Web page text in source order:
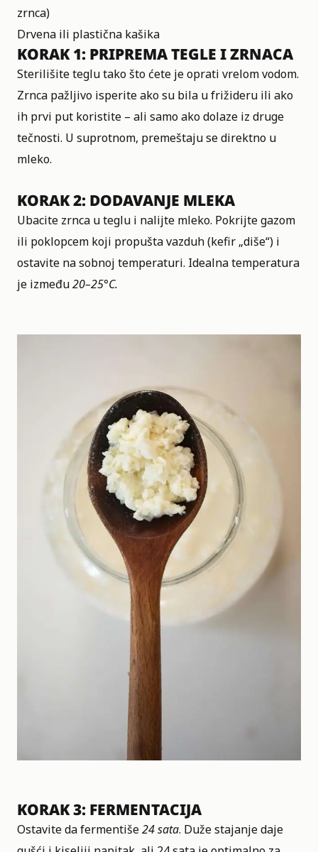
zrnca)
Drvena ili plastična kašika
KORAK 1: PRIPREMA TEGLE I ZRNACA
Sterilišite teglu tako što ćete je oprati vrelom vodom.
Zrnca pažljivo isperite ako su bila u frižideru ili ako
ih prvi put koristite – ali samo ako dolaze iz druge
tečnosti. U suprotnom, premeštaju se direktno u
mleko.
KORAK 2: DODAVANJE MLEKA
Ubacite zrnca u teglu i nalijte mleko. Pokrijte gazom
ili poklopcem koji propušta vazduh (kefir „diše“) i
ostavite na sobnoj temperaturi. Idealna temperatura
je između20–25°C.
KORAK 3: FERMENTACIJA
Ostavite da fermentiše24 sata. Duže stajanje daje